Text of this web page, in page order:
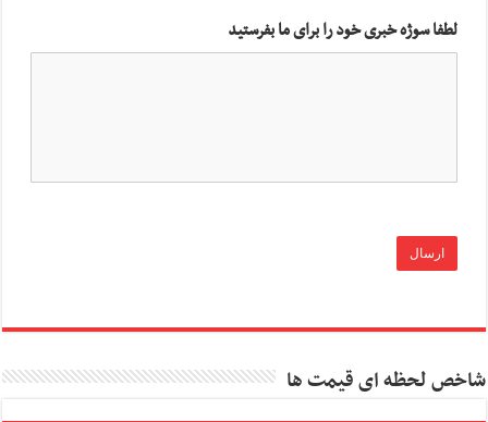
لطفا سوژه خبری خود را برای ما بفرستید
شاخص لحظه ای قیمت ها